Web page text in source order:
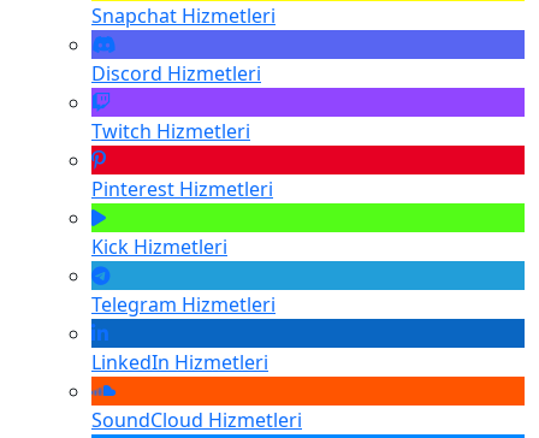
Snapchat Hizmetleri
Discord Hizmetleri
Twitch Hizmetleri
Pinterest Hizmetleri
Kick Hizmetleri
Telegram Hizmetleri
LinkedIn Hizmetleri
SoundCloud Hizmetleri